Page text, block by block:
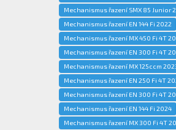
Mechanismus řazení SMX 85 Junior
Mechanismus řazení EN 144 Fi 2022
Mechanismus řazení MX 450 Fi 4T
Mechanismus řazení EN 300 Fi 4T
Mechanismus řazení MX 125ccm
Mechanismus řazení EN 250 Fi 4T
Mechanismus řazení EN 300 Fi 4T
Mechanismus řazení EN 144 Fi 2024
Mechanismus řazení MX 300 Fi 4T